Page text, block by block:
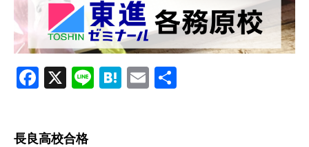
Facebook
X LineHatena
Email
長良高校合格